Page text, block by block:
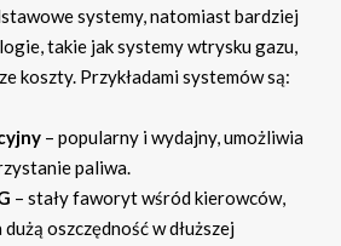
systemy, natomiast bardziej
takie jak systemy wtrysku gazu,
koszty. Przykładami systemów są:
– popularny i wydajny, umożliwia
paliwa.
– stały faworyt wśród kierowców,
oszczędność w dłuższej